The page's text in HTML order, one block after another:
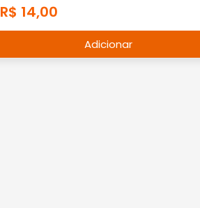
R$ 14,00
Adicionar